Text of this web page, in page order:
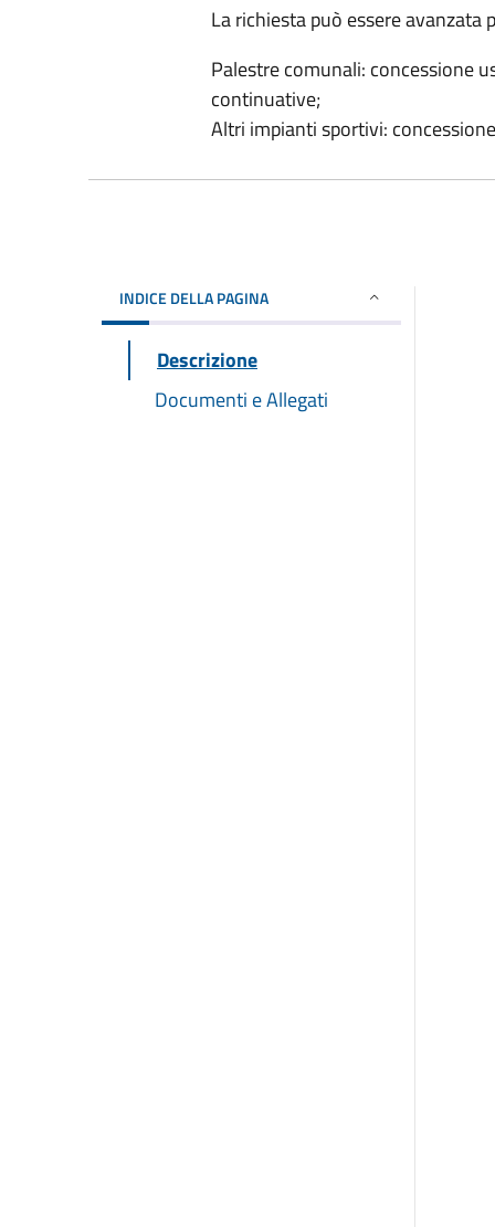
La richiesta può essere avanzata
Palestre comunali: concessione
continuative;
Altri impianti sportivi:
INDICE DELLA PAGINA
Descrizione
Documenti e Allegati